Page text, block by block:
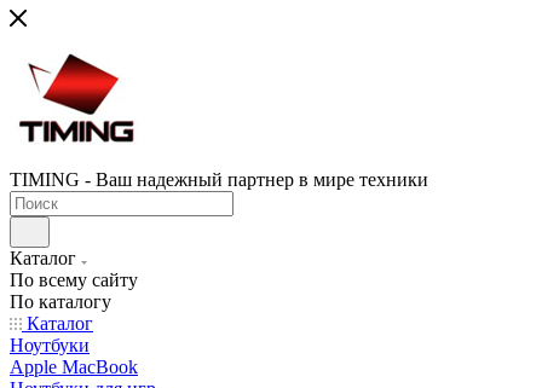
TIMING - Ваш надежный партнер в мире техники
Каталог
По всему сайту
По каталогу
Каталог
Ноутбуки
Apple MacBook